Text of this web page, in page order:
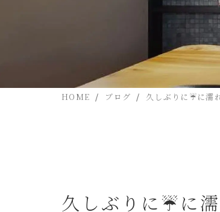
HOME ブログ 久しぶりに☔に濡
久しぶりに☔に